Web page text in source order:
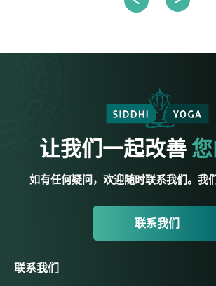
让我们一起改善
如有任何疑问，欢迎随时联系我们。我
联系我们
联系我们